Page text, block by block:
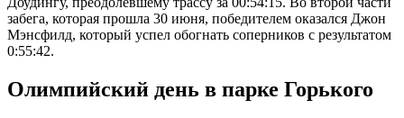
забега, которая прошла 30 июня, победителем оказался Джон
Мэнсфилд, который успел обогнать соперников с результатом
0:55:42.
Олимпийский день в парке Горького